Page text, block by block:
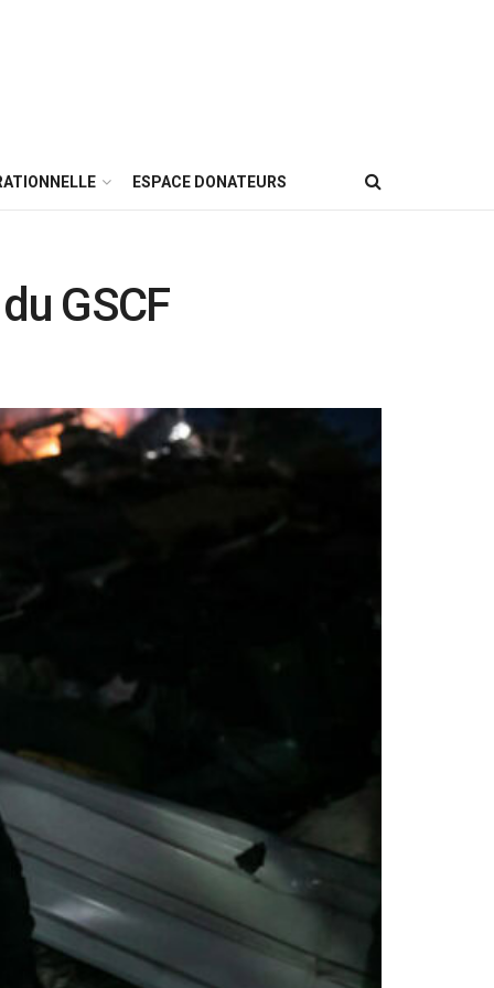
ESPACE DONATEURS
GSCF